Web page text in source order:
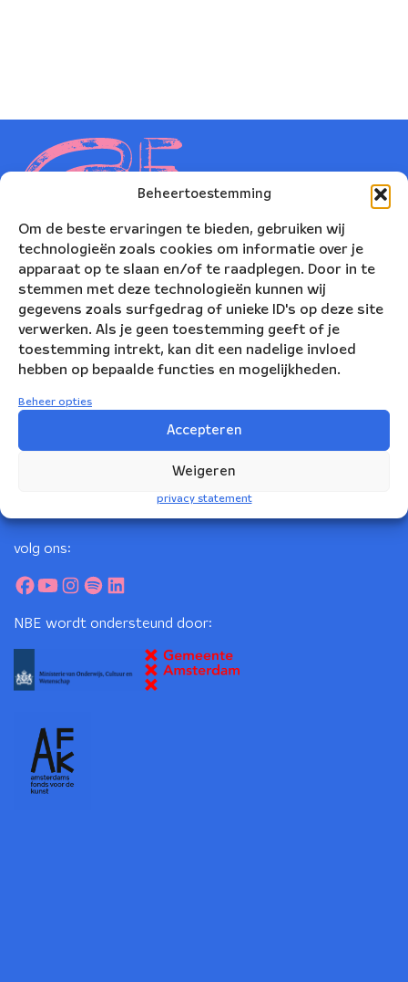
Beheertoestemming
Om de beste ervaringen te bieden, gebruiken wij
technologieën zoals cookies om informatie over je
apparaat op te slaan en/of te raadplegen. Door in te
stemmen met deze technologieën kunnen wij
gegevens zoals surfgedrag of unieke ID's op deze site
verwerken. Als je geen toestemming geeft of je
toestemming intrekt, kan dit een nadelige invloed
hebben op bepaalde functies en mogelijkheden.
Beheer opties
Accepteren
Weigeren
privacy statement
Nederlands Blazers Ensemble
Korte Leidsedwarsstraat 12
volg ons:
NBE wordt ondersteund door: